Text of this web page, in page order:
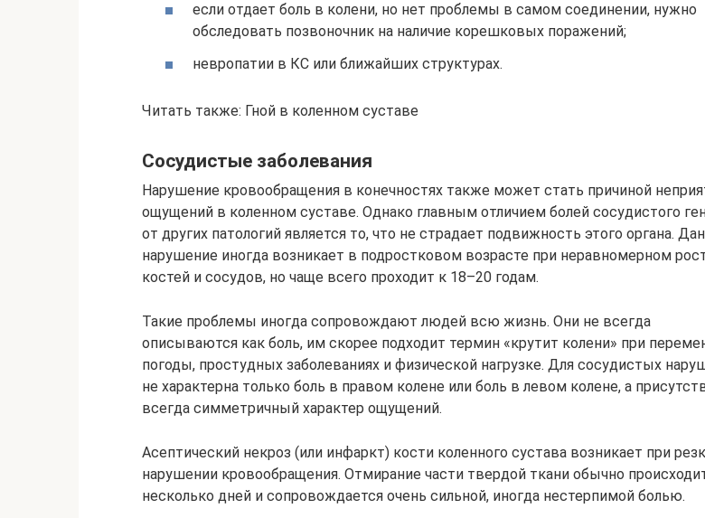
если отдает боль в колени, но нет проблемы в самом соединении, нужно
обследовать позвоночник на наличие корешковых поражений;
невропатии в КС или ближайших структурах.
Читать также: Гной в коленном суставе
Сосудистые заболевания
Нарушение кровообращения в конечностях также может стать причиной
ощущений в коленном суставе. Однако главным отличием болей сосудистого
от других патологий является то, что не страдает подвижность этого органа.
нарушение иногда возникает в подростковом возрасте при неравномерном
костей и сосудов, но чаще всего проходит к 18–20 годам.
Такие проблемы иногда сопровождают людей всю жизнь. Они не всегда
описываются как боль, им скорее подходит термин «крутит колени» при
погоды, простудных заболеваниях и физической нагрузке. Для сосудистых
не характерна только боль в правом колене или боль в левом колене, а
всегда симметричный характер ощущений.
Асептический некроз (или инфаркт) кости коленного сустава возникает при
нарушении кровообращения. Отмирание части твердой ткани обычно
несколько дней и сопровождается очень сильной, иногда нестерпимой болью.